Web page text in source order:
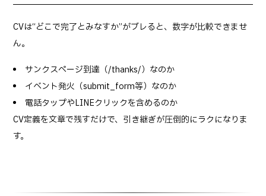
CVは“どこで完了とみなすか”がブレると、数字が比較できませ
ん。
サンクスページ到達（/thanks/）なのか
イベント発火（submit_form等）なのか
電話タップやLINEクリックを含めるのか
CV定義を文章で残すだけで、引き継ぎが圧倒的にラクになりま
す。